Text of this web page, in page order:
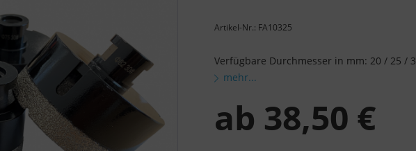
Artikel-Nr.: FA10325
Verfügbare Durchmesser in mm: 20 / 25
mehr...
ab 38,50 €